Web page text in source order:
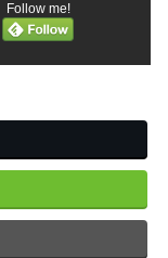
Follow me!